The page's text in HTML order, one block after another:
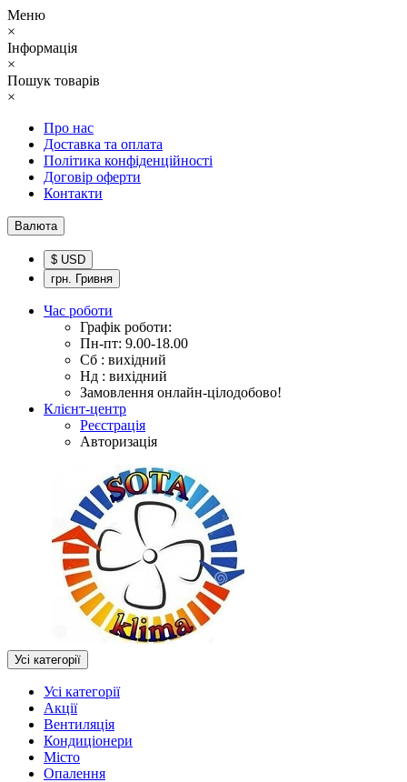
Меню
×
Інформація
×
Пошук товарів
×
Про нас
Доставка та оплата
Політика конфіденційності
Договір оферти
Контакти
Валюта
$ USD
грн. Гривня
Час роботи
Графік роботи:
Пн-пт: 9.00-18.00
Сб : вихідний
Нд : вихідний
Замовлення онлайн-цілодобово!
Клієнт-центр
Реєстрація
Авторизація
Усі категорії
Усі категорії
Акції
Вентиляція
Кондиціонери
Місто
Опалення